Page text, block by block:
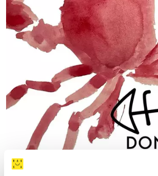
4 - 9 AGOSTO 2026